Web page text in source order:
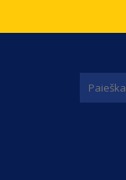
Pagrindinis